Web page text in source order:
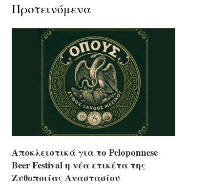
Προτεινόμενα
Αποκλειστικά για το Peloponnese
Beer Festival η νέα ετικέτα της
Ζυθοποιίας Αναστασίου